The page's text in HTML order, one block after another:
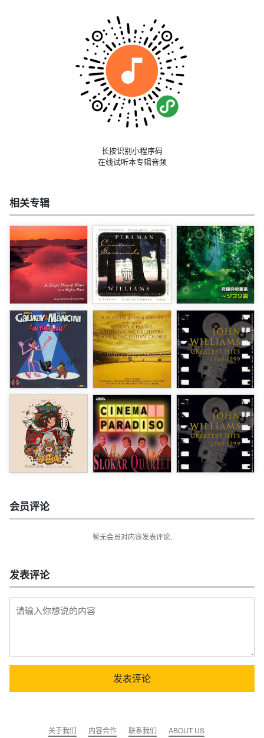
长按识别小程序码
在线试听本专辑音频
相关专辑
会员评论
暂无会员对内容发表评论.
发表评论
关于我们 内容合作 联系我们 ABOUT US